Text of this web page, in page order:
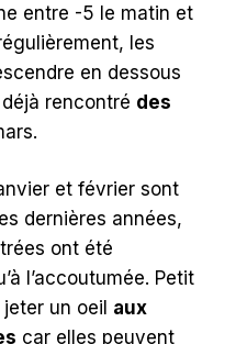
entre -5 le matin et
les
en dessous
déjà rencontré des
et février sont
dernières années,
ont été
l’accoutumée. Petit
un oeil aux
car elles peuvent